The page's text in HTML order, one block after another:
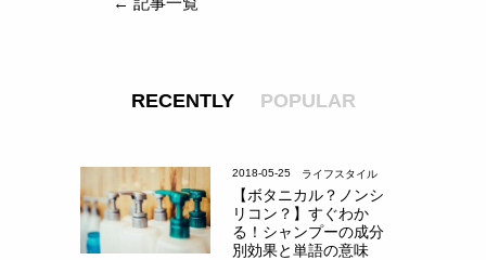
RECENTLY POPULAR
2018-05-25 ライフスタイル
【ボタニカル？ノンシ
リコン？】すぐわか
る！シャンプーの成分
別効果と単語の意味